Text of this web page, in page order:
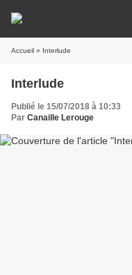
Accueil » Interlude
Interlude
Publié le 15/07/2018 à 10:33
Par Canaille Lerouge